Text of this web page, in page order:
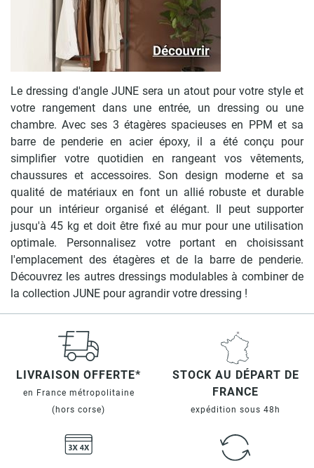
Le dressing d'angle JUNE sera un atout pour votre style et
votre rangement dans une entrée, un dressing ou une
chambre. Avec ses 3 étagères spacieuses en PPM et sa
barre de penderie en acier époxy, il a été conçu pour
simplifier votre quotidien en rangeant vos vêtements,
chaussures et accessoires. Son design moderne et sa
qualité de matériaux en font un allié robuste et durable
pour un intérieur organisé et élégant. Il peut supporter
jusqu'à 45 kg et doit être fixé au mur pour une utilisation
optimale. Personnalisez votre portant en choisissant
l'emplacement des étagères et de la barre de penderie.
Découvrez les autres dressings modulables à combiner de
la collection JUNE pour agrandir votre dressing !
LIVRAISON OFFERTE*
en France métropolitaine
(hors corse)
STOCK AU DÉPART DE
FRANCE
expédition sous 48h